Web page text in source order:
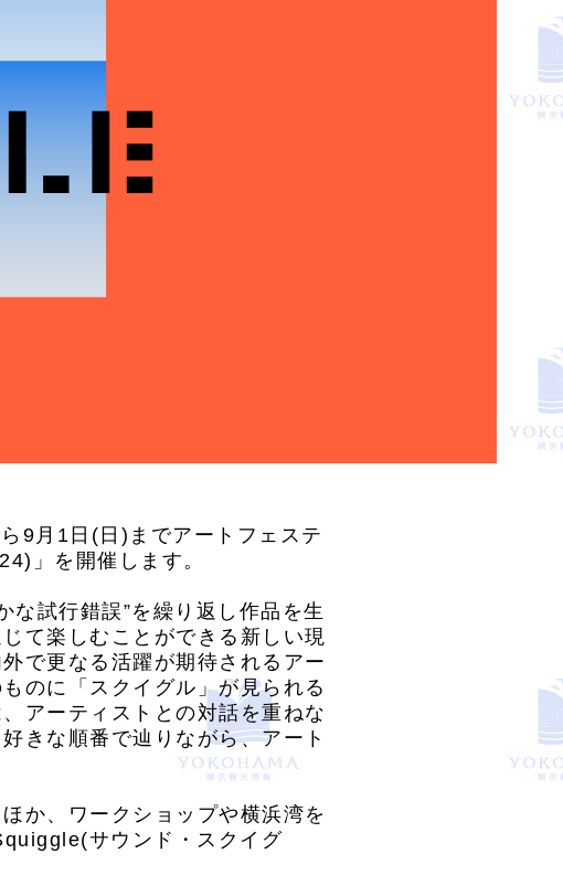
9月1日(日)までアートフェステ
」を開催します。
試行錯誤”を繰り返し作品を生
て楽しむことができる新しい現
で更なる活躍が期待されるアー
のに「スクイグル」が見られる
アーティストとの対話を重ねな
きな順番で辿りながら、アート
か、ワークショップや横浜湾を
サウンド・スクイグ